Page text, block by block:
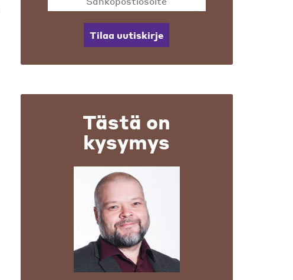
Tilaa uutiskirje
Tästä on
kysymys